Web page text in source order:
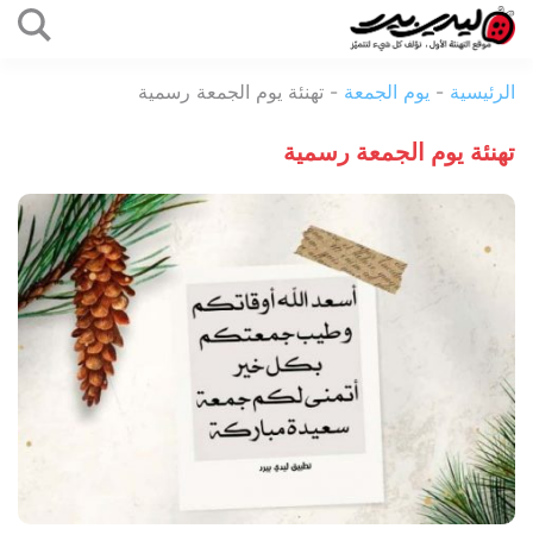
المحتوى
بيرد
الرئيسية - يوم الجمعة - تهنئة يوم الجمعة رسمية
تهنئة يوم الجمعة رسمية